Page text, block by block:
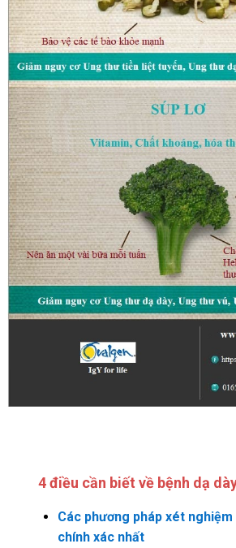
4 điều cần biết về bệnh dạ
Các phương pháp xét
chính xác nhất